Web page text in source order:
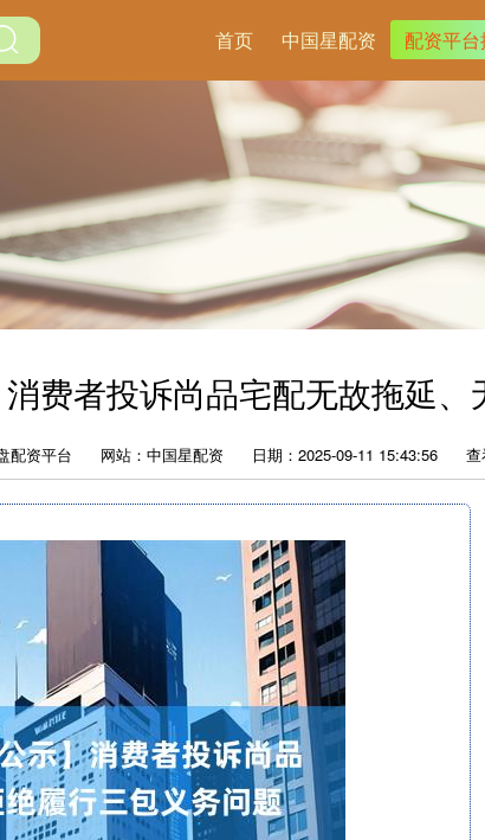
首页 中国星配资 配资平
费者投诉尚品宅配无故拖延
配资平台 网站：中国星配资 日期：2025-09-11 15:43:56 查